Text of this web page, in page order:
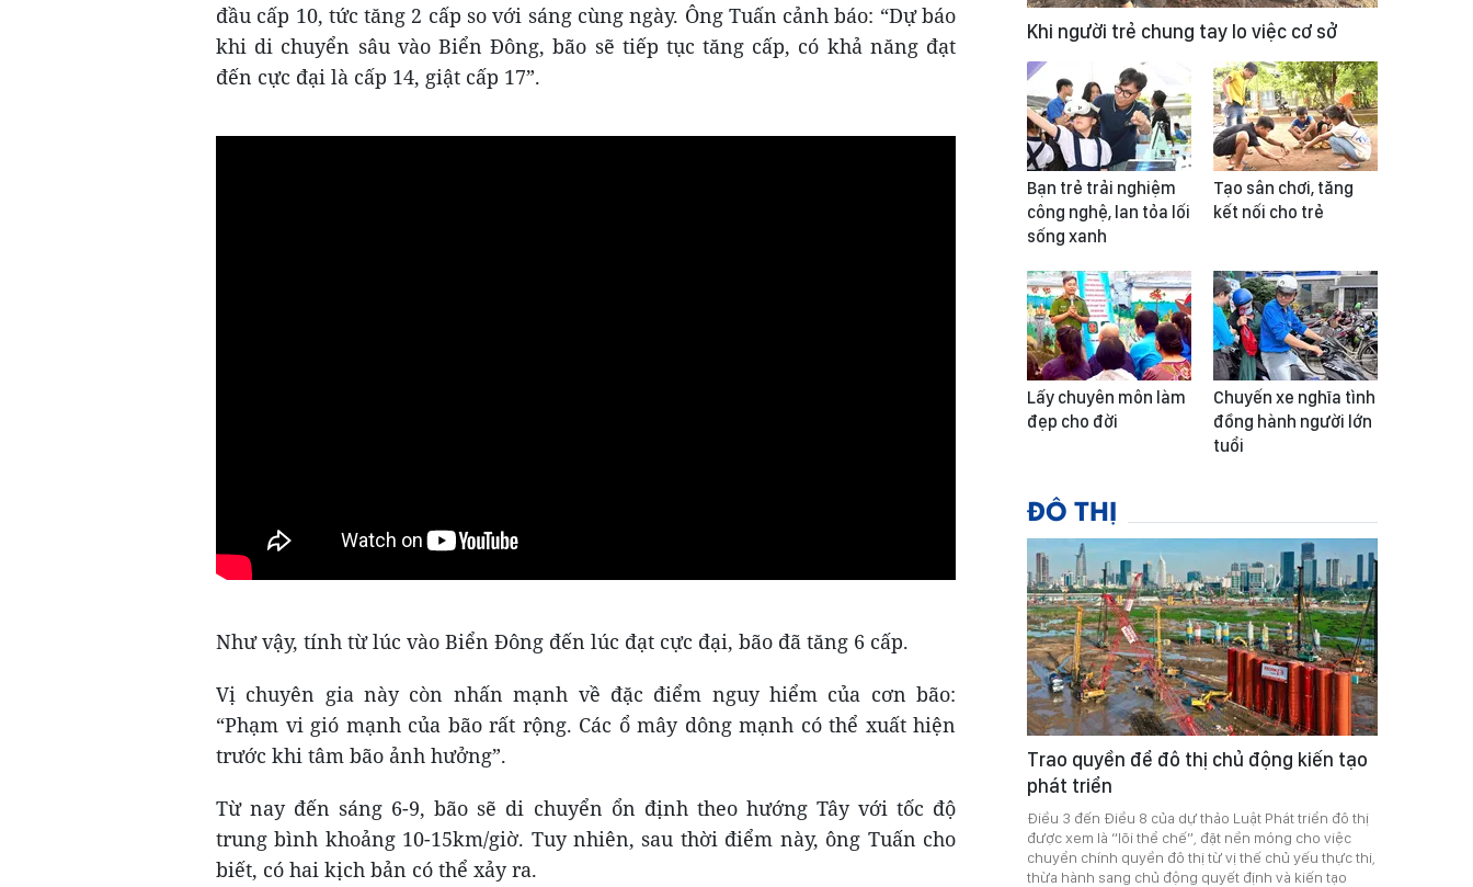
đầu cấp 10, tức tăng 2 cấp so với sáng cùng ngày. Ông Tuấn cảnh báo: “Dự báo
khi di chuyển sâu vào Biển Đông, bão sẽ tiếp tục tăng cấp, có khả năng đạt
đến cực đại là cấp 14, giật cấp 17”.
Như vậy, tính từ lúc vào Biển Đông đến lúc đạt cực đại, bão đã tăng 6 cấp.
Vị chuyên gia này còn nhấn mạnh về đặc điểm nguy hiểm của cơn bão:
“Phạm vi gió mạnh của bão rất rộng. Các ổ mây dông mạnh có thể xuất hiện
trước khi tâm bão ảnh hưởng”.
Từ nay đến sáng 6-9, bão sẽ di chuyển ổn định theo hướng Tây với tốc độ
trung bình khoảng 10-15km/giờ. Tuy nhiên, sau thời điểm này, ông Tuấn cho
biết, có hai kịch bản có thể xảy ra.
Khi người trẻ chung tay lo việc cơ sở
Bạn trẻ trải nghiệm
công nghệ, lan tỏa lối
sống xanh
Tạo sân chơi, tăng
kết nối cho trẻ
Lấy chuyên môn làm
đẹp cho đời
Chuyến xe nghĩa tình
đồng hành người lớn
tuổi
ĐÔ THỊ
Trao quyền để đô thị chủ động kiến tạo
phát triển
Điều 3 đến Điều 8 của dự thảo Luật Phát triển đô thị
được xem là “lõi thể chế”, đặt nền móng cho việc
chuyển chính quyền đô thị từ vị thế chủ yếu thực thi,
thừa hành sang chủ động quyết định và kiến tạo